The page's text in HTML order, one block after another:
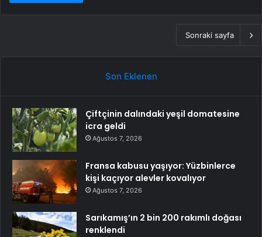
Sonraki sayfa
Son Eklenen
Çiftçinin dalındaki yeşil domatesine
icra geldi
Ağustos 7, 2026
Fransa kabusu yaşıyor: Yüzbinlerce
kişi kaçıyor alevler kovalıyor
Ağustos 7, 2026
Sarıkamış’ın 2 bin 200 rakımlı doğası
renklendi